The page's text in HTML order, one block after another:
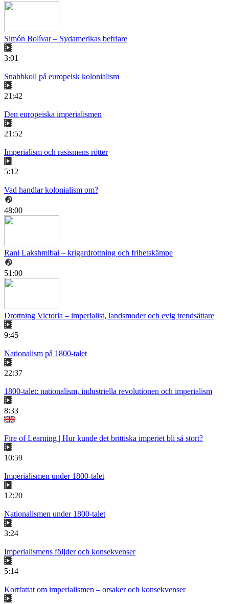
Simón Bolívar – Sydamerikas befriare
3:01
Snabbkoll på europeisk kolonialism
21:42
Den europeiska imperialismen
21:52
Imperialism och rasismens rötter
5:12
Vad handlar kolonialism om?
48:00
Rani Lakshmibai – krigardrottning och frihetskämpe
51:00
Drottning Victoria – imperialist, landsmoder och evig trendsättare
9:45
Nationalism på 1800-talet
22:37
1800-talet: nationalism, industriella revolutionen och imperialism
8:33
Fire of Learning | Hur kunde det brittiska imperiet bli så stort?
10:59
Imperialismen under 1800-talet
12:20
Nationalismen under 1800-talet
3:24
Imperialismens följder och konsekvenser
5:14
Kortfattat om imperialismen – orsaker och konsekvenser